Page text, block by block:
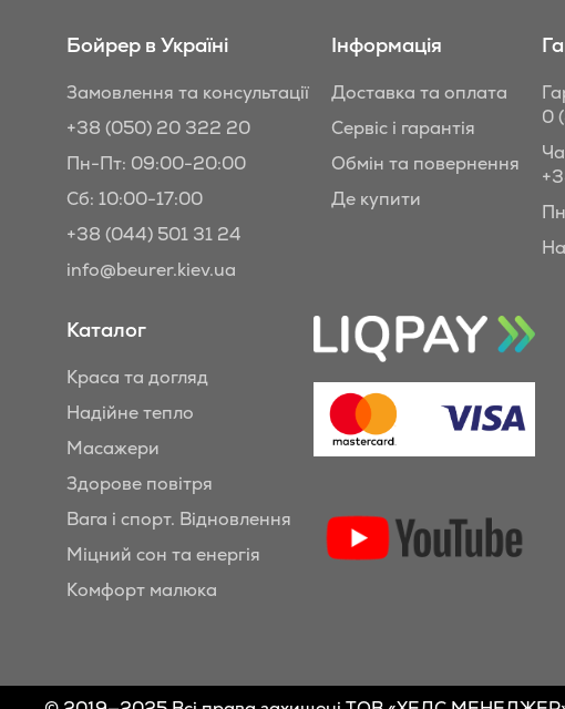
Бойрер в Україні
Замовлення та консультації
+38 (050) 20 322 20
Пн-Пт: 09:00-20:00
Сб: 10:00-17:00
+38 (044) 501 31 24
info@beurer.kiev.ua
Інформація
Доставка та оплата
Сервіс і гарантія
Обмін та повернення
Де купити
0
Каталог
Краса та догляд
Надійне тепло
Масажери
Здорове повітря
Вага і спорт. Відновлення
Міцний сон та енергія
Комфорт малюка